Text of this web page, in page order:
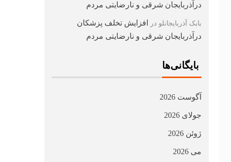
درآذربایجان شرقی و نارضایتی مردم
بابک آذربایجانلو در
افزایش تخلف پزشکان
درآذربایجان شرقی و نارضایتی مردم
بایگانی‌ها
آگوست 2026
جولای 2026
ژوئن 2026
می 2026